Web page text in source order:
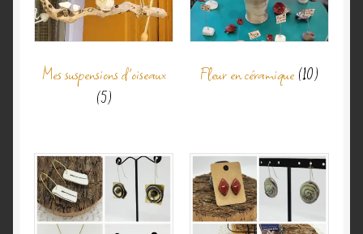
Mes suspensions d'oiseaux
(5)
Fleur en céramique(10)